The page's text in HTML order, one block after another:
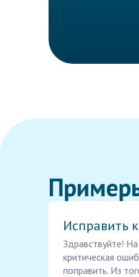
Исправить
Здравствуйте!
критическая
поправить. Из